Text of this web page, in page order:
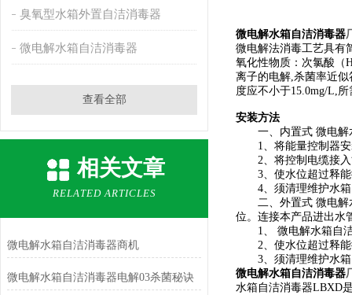
臭氧型水箱外置自洁消毒器
微电解水箱自洁消毒器
查看全部
相关文章
RELATED ARTICLES
微电解水箱自洁消毒器商机
微电解水箱自洁消毒器电解03杀菌秘诀
微电解水箱自洁消毒器
微电解法消毒工艺具有
氧化性物质：次氯酸（
离子的电解,杀菌率近
度应不小于15.0mg/L,
安装方法
一、内置式 微电解
1、将能量控制器安
2、将控制电缆接入
3、使水位超过释能
4、须清理维护水箱
二、外置式 微电解水
位。连接本产品进出水
1、 微电解水箱自洁
2、使水位超过释能
3、须清理维护水箱
微电解水箱自洁消毒器
水箱自洁消毒器LBXD